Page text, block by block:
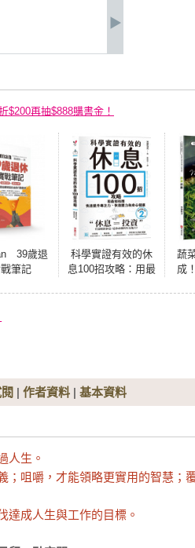
$200再抽$888購書金！
39歲退
筆記
科學實證有效的休
息100招攻略：用最
蔬
成
| 作者資料 | 基本資料
人生。
；咀嚼，才能領略更實用的智慧；
達成人生與工作的目標。